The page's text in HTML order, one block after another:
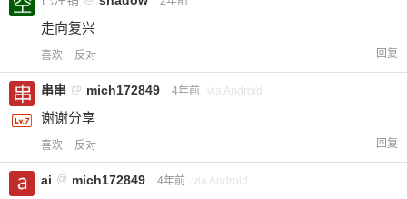
走向复兴
喜欢 反对 回复
串串 @ mich172849 4年前 via Android
谢谢分享
喜欢 反对 回复
ai @ mich172849 4年前 via Android